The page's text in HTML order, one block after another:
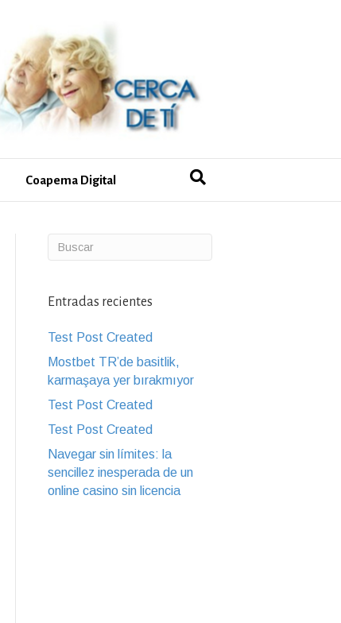
Coapema Digital
Entradas recientes
Test Post Created
Mostbet TR’de basitlik,
karmaşaya yer bırakmıyor
Test Post Created
Test Post Created
Navegar sin límites: la
sencillez inesperada de un
online casino sin licencia